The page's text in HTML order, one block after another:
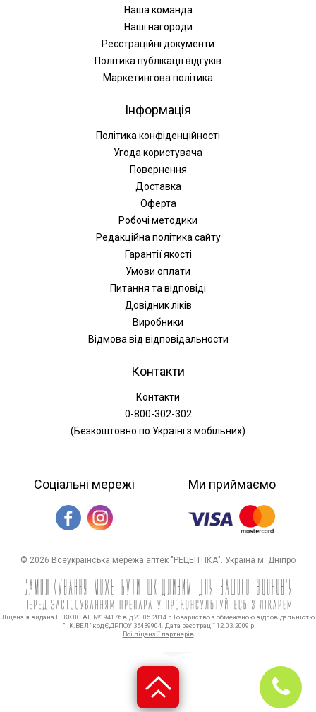
Наша команда
Наші нагороди
Реєстраційні документи
Політика публікації відгуків
Маркетингова політика
Інформація
Політика конфіденційності
Угода користувача
Повернення
Доставка
Оферта
Робочі методики
Редакційна політика сайту
Гарантії якості
Умови оплати
Питання та відповіді
Довідник ліків
Виробники
Відмова від відповідальности
Контакти
Контакти
0-800-302-302
(Безкоштовно по Україні з мобільних)
Соціальні мережі Ми приймаємо
© 2026 Всеукраїнська мережа аптек "РЕЦЕПТІКА". Україна м. Дніпро
Ліцензія видана ГІ ККЛС АЕ №194176 від 20.05.2014 р Товариство з обмеженою відповідальністю
"І.К.ВЕЛ" код ЄДРПОУ 36439904. Дата реєстрації 12.03.2009 р
Всі ліцензії партнерів